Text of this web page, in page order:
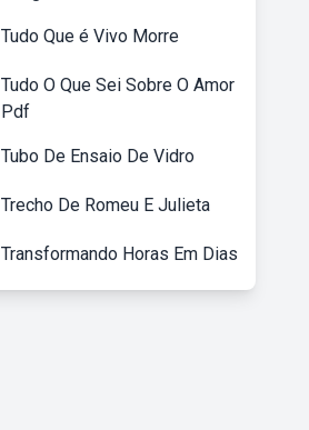
Tudo Que é Vivo Morre
Tudo O Que Sei Sobre O Amor
Pdf
Tubo De Ensaio De Vidro
Trecho De Romeu E Julieta
Transformando Horas Em Dias